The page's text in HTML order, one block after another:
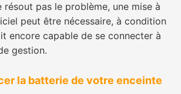
résout pas le problème, une mise à
peut être nécessaire, à condition
encore capable de se connecter à
gestion.
la batterie de votre enceinte